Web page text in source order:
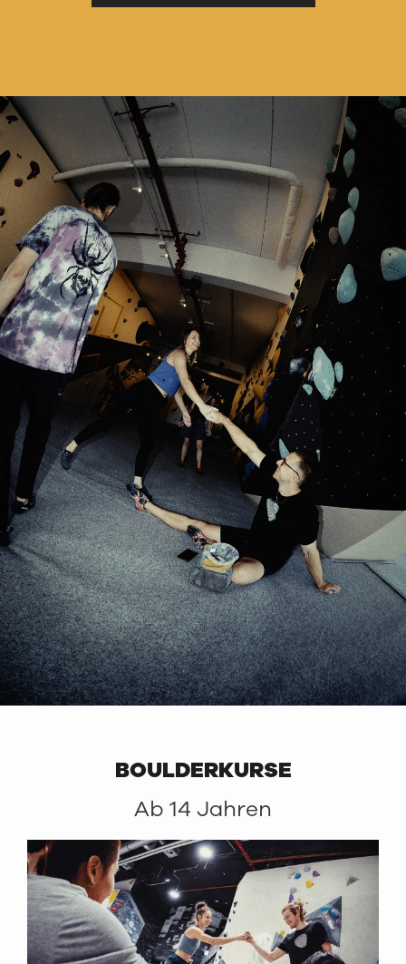
BOULDERKURSE
Ab 14 Jahren